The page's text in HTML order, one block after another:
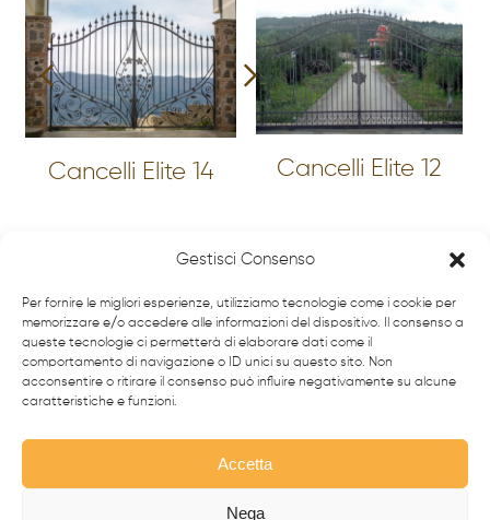
Gestisci Consenso
Per fornire le migliori esperienze, utilizziamo tecnologie come i cookie per
memorizzare e/o accedere alle informazioni del dispositivo. Il consenso a
queste tecnologie ci permetterà di elaborare dati come il
comportamento di navigazione o ID unici su questo sito. Non
acconsentire o ritirare il consenso può influire negativamente su alcune
caratteristiche e funzioni.
Accetta
Nega
Cancelli Elite 14 Cancelli Elite 12